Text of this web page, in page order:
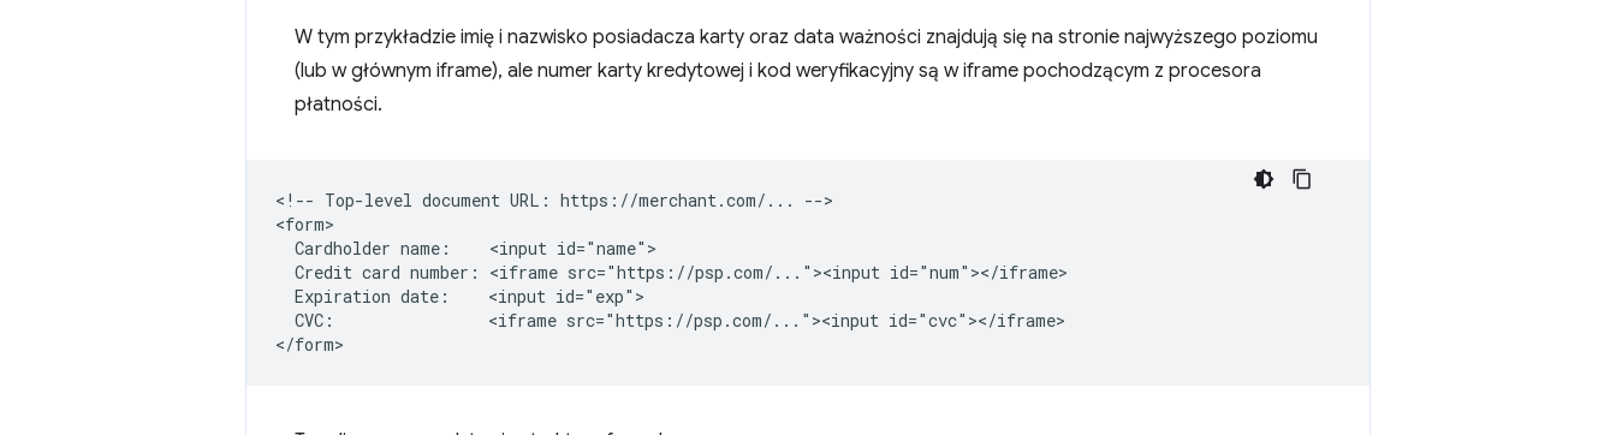
W tym przykładzie imię i nazwisko posiadacza karty oraz data ważności znajdują się na stronie najwyższego poziomu
(lub w głównym iframe), ale numer karty kredytowej i kod weryfikacyjny są w iframe pochodzącym z procesora
płatności.
<!-- Top-level document URL: https://merchant.com/... -->
<form>
  Cardholder name:    <input id="name">
  Credit card number: <iframe src="https://psp.com/..."><input id="num"></iframe>
  Expiration date:    <input id="exp">
  CVC:                <iframe src="https://psp.com/..."><input id="cvc"></iframe>